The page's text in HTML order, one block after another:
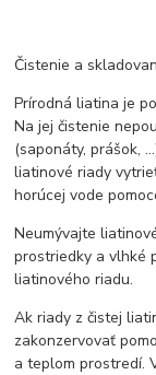
Čistenie a
Prírodná liatina je
Na jej čistenie
(saponáty, prášok,
liatinové riady
horúcej vode
Neumývajte
prostriedky a vlhké
liatinového riadu.
Ak riady z čistej
zakonzervovať
a teplom prostredí.